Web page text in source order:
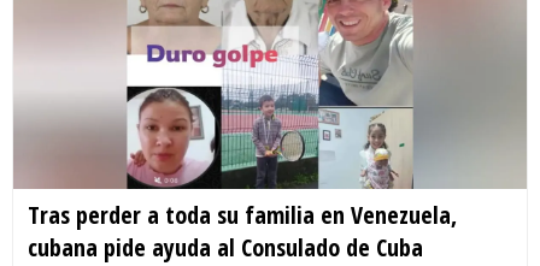
Tras perder a toda su familia en Venezuela,
cubana pide ayuda al Consulado de Cuba